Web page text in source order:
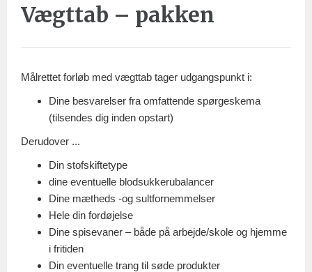
Vægttab – pakken
Målrettet forløb med vægttab tager udgangspunkt i:
Dine besvarelser fra omfattende spørgeskema
(tilsendes dig inden opstart)
Derudover ...
Din stofskiftetype
dine eventuelle blodsukkerubalancer
Dine mætheds -og sultfornemmelser
Hele din fordøjelse
Dine spisevaner – både på arbejde/skole og hjemme
i fritiden
Din eventuelle trang til søde produkter